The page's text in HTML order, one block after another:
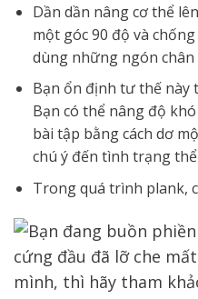
Dần dần nâng cơ thể
một góc 90 độ và
dùng những ngón chân
Bạn ổn định tư thế này
Bạn có thể nâng độ
bài tập bằng cách dơ
chú ý đến tình trạng
Trong quá trình plank,